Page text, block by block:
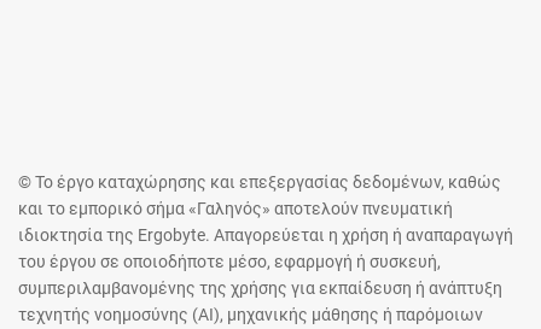
© Το έργο καταχώρησης και επεξεργασίας δεδομένων, καθώς
και το εμπορικό σήμα «Γαληνός» αποτελούν πνευματική
ιδιοκτησία της Ergobyte. Απαγορεύεται η χρήση ή αναπαραγωγή
του έργου σε οποιοδήποτε μέσο, εφαρμογή ή συσκευή,
συμπεριλαμβανομένης της χρήσης για εκπαίδευση ή ανάπτυξη
τεχνητής νοημοσύνης (AI), μηχανικής μάθησης ή παρόμοιων